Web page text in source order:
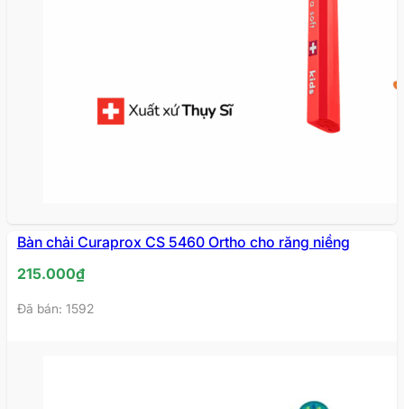
HẾT
Bàn chải Curaprox CS 5460 Ortho cho răng niềng
215.000₫
Đã bán: 1592